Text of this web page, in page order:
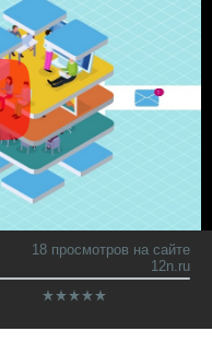
18 просмотров на сайте
12n.ru